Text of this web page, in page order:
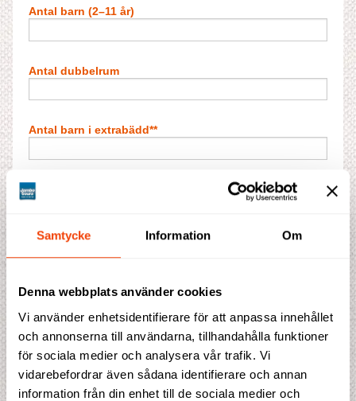
Samtycke Information Om
Denna webbplats använder cookies
Vi använder enhetsidentifierare för att anpassa innehållet
och annonserna till användarna, tillhandahålla funktioner
för sociala medier och analysera vår trafik. Vi
vidarebefordrar även sådana identifierare och annan
information från din enhet till de sociala medier och
Antal barn (2–11 år)
Antal dubbelrum
Antal barn i extrabädd**
Antal enkelrum
**Max två barn i extrabädd per dubbelrum